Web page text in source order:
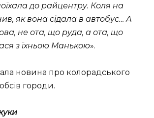
до райцентру. Коля на
як вона сідала в автобус… А
не ота, що руда, а ота, що
з їхньою Манькою».
новина про колорадського
городи.